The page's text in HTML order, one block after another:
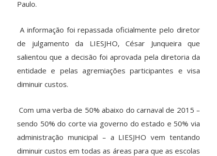
Paulo.
A informação foi repassada oficialmente pelo diretor
de julgamento da LIESJHO, César Junqueira que
salientou que a decisão foi aprovada pela diretoria da
entidade e pelas agremiações participantes e visa
diminuir custos.
Com uma verba de 50% abaixo do carnaval de 2015 –
sendo 50% do corte via governo do estado e 50% via
administração municipal – a LIESJHO vem tentando
diminuir custos em todas as áreas para que as escolas